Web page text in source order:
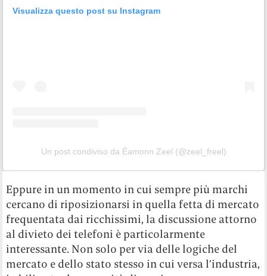
Visualizza questo post su Instagram
Un post condiviso da Éamonn Zeel (@zeel_freel)
Eppure in un momento in cui sempre più marchi
cercano di riposizionarsi in quella fetta di mercato
frequentata dai ricchissimi, la discussione attorno
al divieto dei telefoni è particolarmente
interessante. Non solo per via delle logiche del
mercato e dello stato stesso in cui versa l’industria,